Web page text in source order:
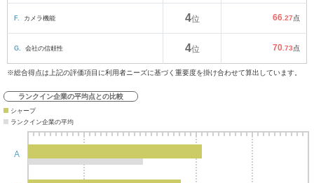
F. カメラ機能 4位 66 .27点
G. 会社の信頼性 4位 70 .73点
※総合得点は上記の評価項目に利用者ニーズに基づく重要度を掛け合わせて算出しています。
ランクイン企業の平均点との比較
シャープ
ランクイン企業の平均
A